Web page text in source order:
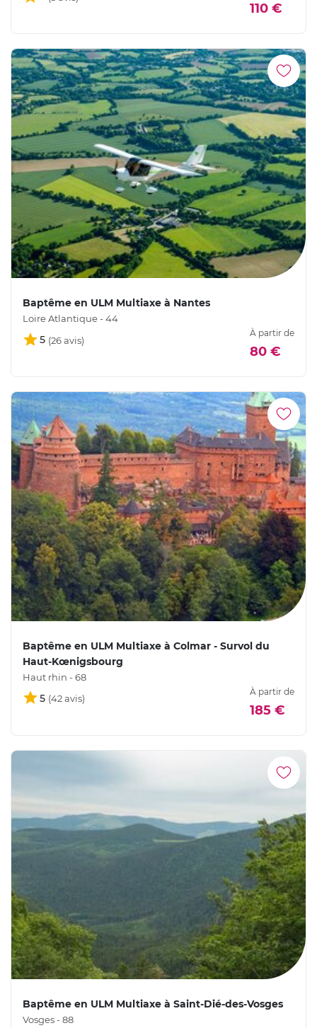
110 €
Baptême en ULM Multiaxe à Nantes
Loire Atlantique - 44
5
À partir de
80 €
Baptême en ULM Multiaxe à Colmar - Survol du
Haut-Kœnigsbourg
Haut rhin - 68
5
À partir de
185 €
Baptême en ULM Multiaxe à Saint-Dié-des-Vosges
Vosges - 88